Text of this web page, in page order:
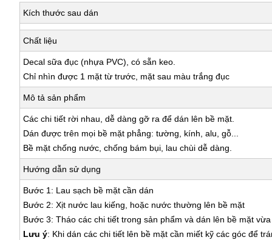
Kích thước sau dán
Chất liệu
Decal sữa đục (nhựa PVC), có sẵn keo.
Chỉ nhìn được 1 mặt từ trước, mặt sau màu trắng đục
Mô tả sản phẩm
Các chi tiết rời nhau, dễ dàng gỡ ra để dán lên bề mặt.
Dán được trên mọi bề mặt phẳng: tường, kính, alu, gỗ...
Bề mặt chống nước, chống bám bụi, lau chùi dễ dàng.
Hướng dẫn sử dụng
Bước 1: Lau sạch bề mặt cần dán
Bước 2: Xịt nước lau kiếng, hoặc nước thường lên bề mặt
Bước 3: Tháo các chi tiết trong sản phẩm và dán lên bề mặt
Lưu ý: Khi dán các chi tiết lên bề mặt cần miết kỹ các góc để